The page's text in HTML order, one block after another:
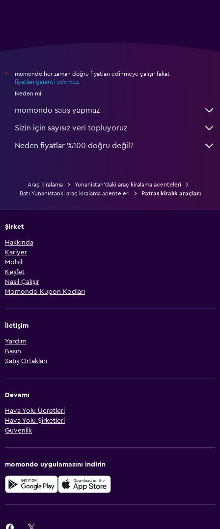
*
momondo her zaman doğru fiyatları edinmeye çalışır fakat
fiyatları garanti edemez.
Neden mi:
momondo satış yapmaz
Sizin için sayısız veri topluyoruz
Neden fiyatlar %100 doğru değil?
Araç kiralama
Yunanistan'daki araç kiralama acenteleri
Batı Yunanistanki araç kiralama acenteleri
Patras kiralık araçları
Şirket
Hakkında
Kariyer
Mobil
Keşfet
Nasıl Çalışır
Momondo Kupon Kodları
İletişim
Yardım
Basın
Satış Ortakları
Devamı
Hava Yolu Ücretleri
Hava Yolu Şirketleri
Güvenlik
momondo uygulamasını indirin